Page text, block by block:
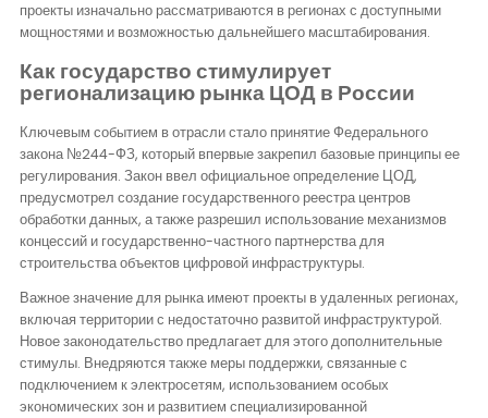
проекты изначально рассматриваются в регионах с доступными
мощностями и возможностью дальнейшего масштабирования.
Как государство стимулирует
регионализацию рынка ЦОД в России
Ключевым событием в отрасли стало принятие Федерального
закона №244-ФЗ, который впервые закрепил базовые принципы ее
регулирования. Закон ввел официальное определение ЦОД,
предусмотрел создание государственного реестра центров
обработки данных, а также разрешил использование механизмов
концессий и государственно-частного партнерства для
строительства объектов цифровой инфраструктуры.
Важное значение для рынка имеют проекты в удаленных регионах,
включая территории с недостаточно развитой инфраструктурой.
Новое законодательство предлагает для этого дополнительные
стимулы. Внедряются также меры поддержки, связанные с
подключением к электросетям, использованием особых
экономических зон и развитием специализированной